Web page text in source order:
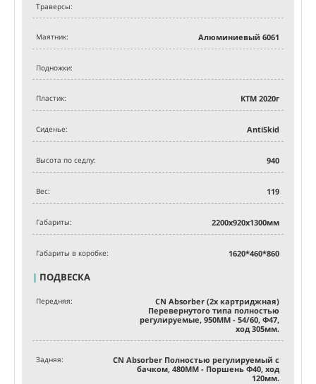
Траверсы:
Маятник: Алюминиевый 6061
Подножки:
Пластик: КТМ 2020г
Сиденье: AntiSkid
Высота по седлу: 940
Вес: 119
Габариты: 2200х920х1300мм
Габариты в коробке: 1620*460*860
| ПОДВЕСКА
Передняя:
CN Absorber (2х картриджная)
Перевернутого типа полностью
регулируемые, 950MM - 54/60, Ф47,
ход 305мм.
Задняя:
CN Absorber Полностью регулируемый с
бачком, 480MM - Поршень Ф40, ход
120мм.